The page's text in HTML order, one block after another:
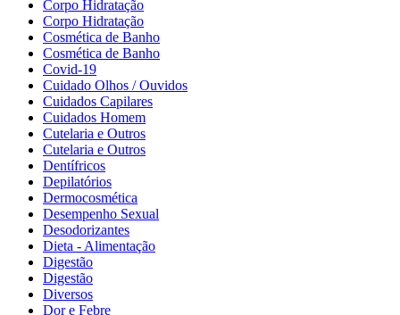
Corpo Hidratação
Corpo Hidratação
Cosmética de Banho
Cosmética de Banho
Covid-19
Cuidado Olhos / Ouvidos
Cuidados Capilares
Cuidados Homem
Cutelaria e Outros
Cutelaria e Outros
Dentífricos
Depilatórios
Dermocosmética
Desempenho Sexual
Desodorizantes
Dieta - Alimentação
Digestão
Digestão
Diversos
Dor e Febre